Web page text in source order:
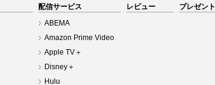
配信サービス
ABEMA
Amazon Prime Video
Apple TV＋
Disney＋
Hulu
レビュー プレゼント